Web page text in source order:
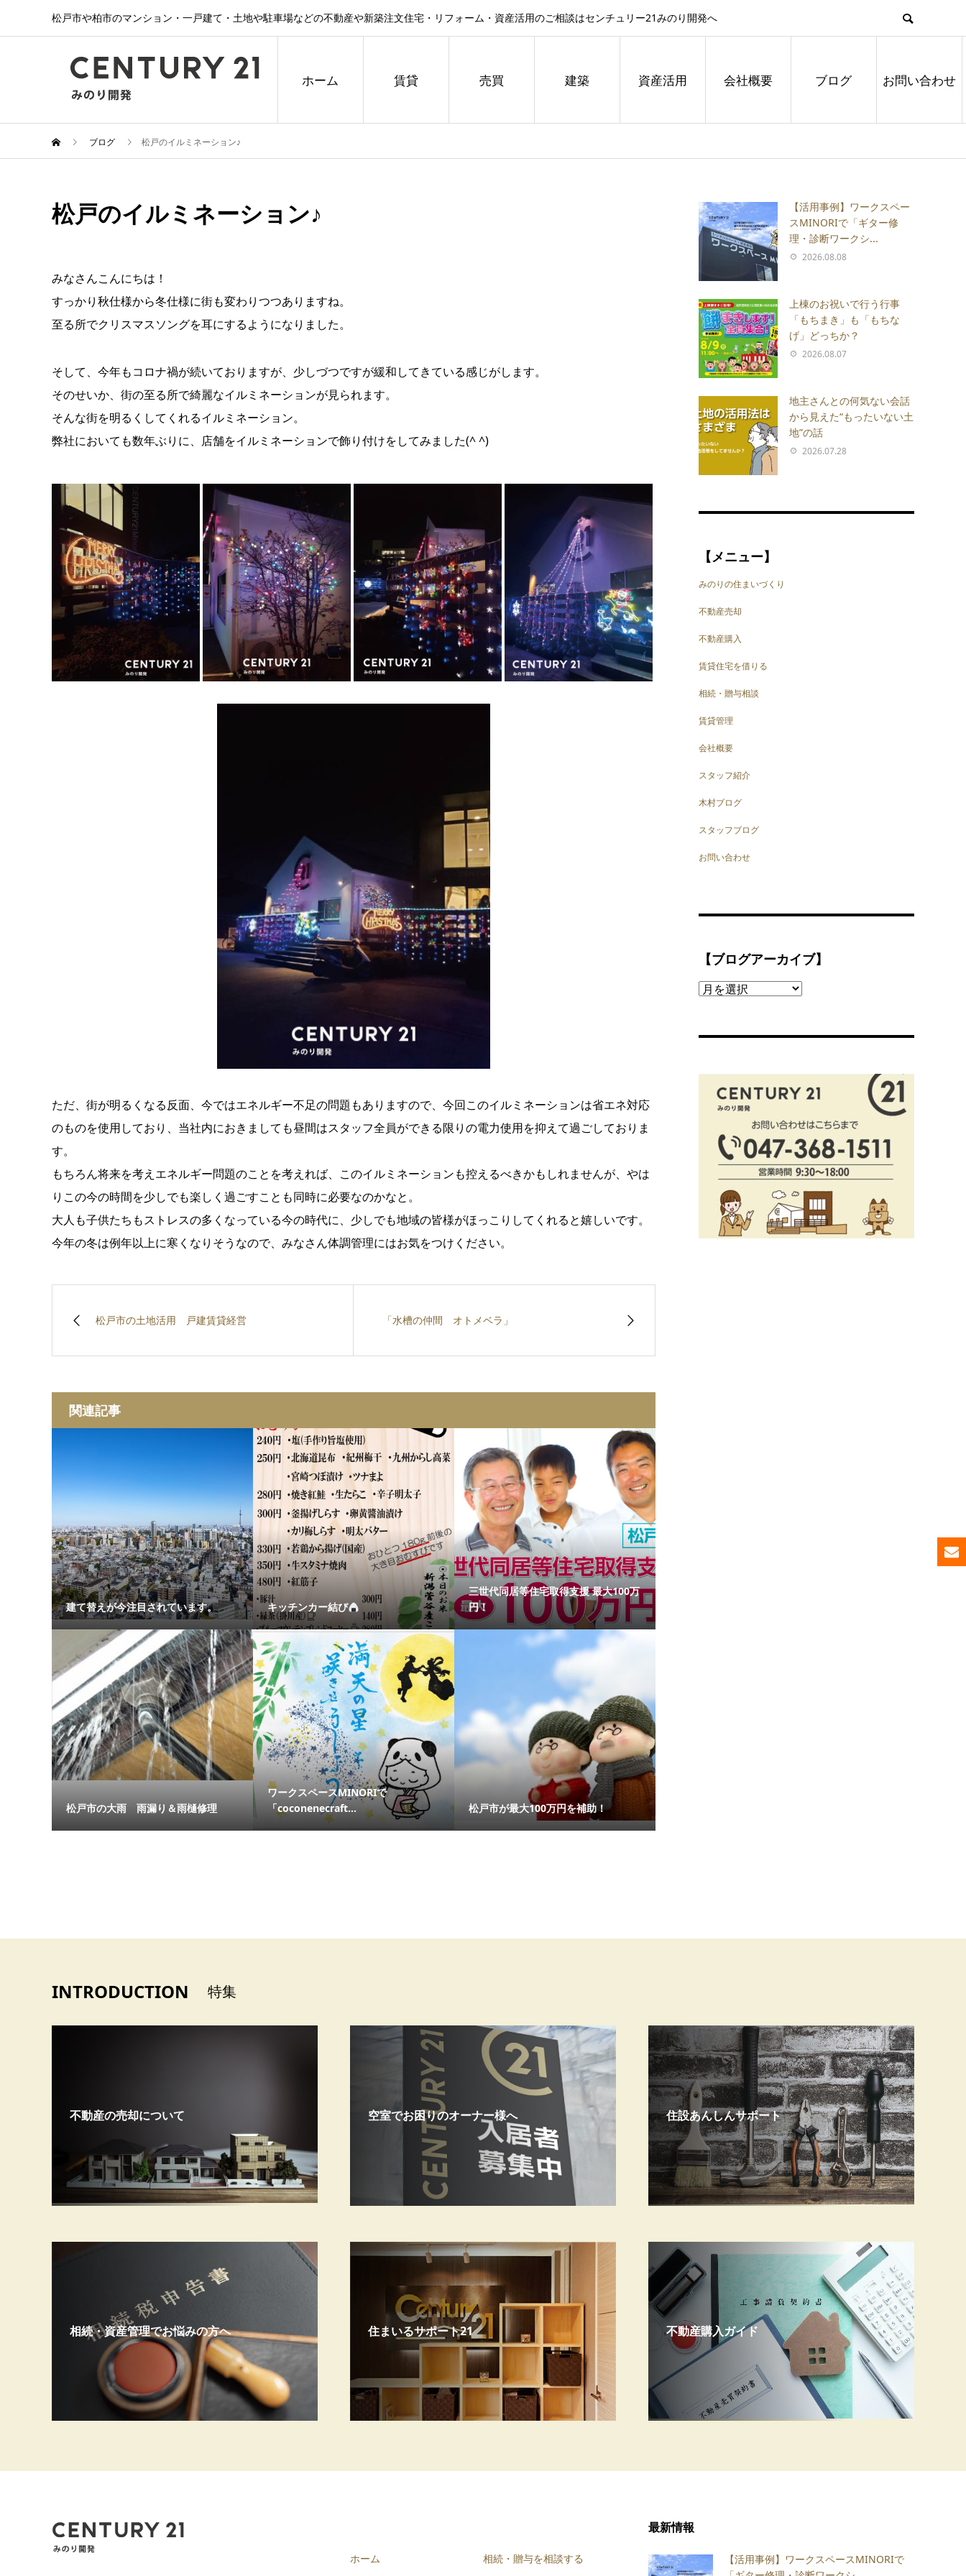
松戸市や柏市のマンション・一戸建て・土地や駐車場などの不動産や新築注文住宅・リフォーム・資産活用のご相談はセンチュリー21みのり開発へ
ホーム 賃貸 売買 建築 資産活用 会社概要 ブログ お問い合わせ
ブログ 松戸のイルミネーション♪
松戸のイルミネーション♪
みなさんこんにちは！
すっかり秋仕様から冬仕様に街も変わりつつありますね。
至る所でクリスマスソングを耳にするようになりました。
そして、今年もコロナ禍が続いておりますが、少しづつですが緩和してきている感じがします。
そのせいか、街の至る所で綺麗なイルミネーションが見られます。
そんな街を明るくしてくれるイルミネーション。
弊社においても数年ぶりに、店舗をイルミネーションで飾り付けをしてみました(^ ^)
ただ、街が明るくなる反面、今ではエネルギー不足の問題もありますので、今回このイルミネーションは省エネ対応
のものを使用しており、当社内におきましても昼間はスタッフ全員ができる限りの電力使用を抑えて過ごしておりま
す。
もちろん将来を考えエネルギー問題のことを考えれば、このイルミネーションも控えるべきかもしれませんが、やは
りこの今の時間を少しでも楽しく過ごすことも同時に必要なのかなと。
大人も子供たちもストレスの多くなっている今の時代に、少しでも地域の皆様がほっこりしてくれると嬉しいです。
今年の冬は例年以上に寒くなりそうなので、みなさん体調管理にはお気をつけください。
松戸市の土地活用 戸建賃貸経営 「水槽の仲間 オトメベラ」
関連記事
建て替えが今注目されています。 キッチンカー結び
三世代同居等住宅取得支援 最大100万
円！
松戸市の大雨 雨漏り＆雨樋修理
ワークスペースMINORIで
「coconenecraft...
松戸市が最大100万円を補助！
【活用事例】ワークスペー
スMINORIで「ギター修
理・診断ワークシ...
2026.08.08
上棟のお祝いで行う行事
「もちまき」も「もちな
げ」どっちか？
2026.08.07
地主さんとの何気ない会話
から見えた“もったいない土
地”の話
2026.07.28
【メニュー】
みのりの住まいづくり
不動産売却
不動産購入
賃貸住宅を借りる
相続・贈与相談
賃貸管理
会社概要
スタッフ紹介
木村ブログ
スタッフブログ
お問い合わせ
【ブログアーカイブ】
【ブ
INTRODUCTION 特集
不動産の売却について 空室でお困りのオーナー様へ 住設あんしんサポート
相続・資産管理でお悩みの方へ 住まいるサポート21 不動産購入ガイド
ホーム 相続・贈与を相談する
最新情報
【活用事例】ワークスペースMINORIで